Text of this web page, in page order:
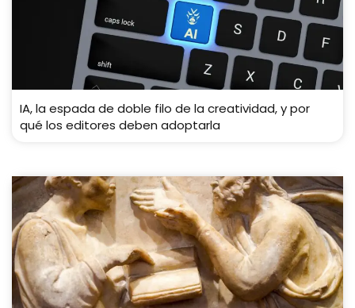
IA, la espada de doble filo de la creatividad, y por
qué los editores deben adoptarla